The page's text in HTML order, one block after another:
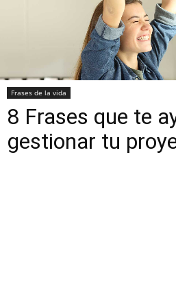
Frases de la vida
8 Frases que te
gestionar tu